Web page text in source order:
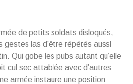
de petits soldats disloqués,
gestes las d’être répétés aussi
Qui gobe les pubs autant qu’elle
cul sec attablée avec d’autres
armée instaure une position